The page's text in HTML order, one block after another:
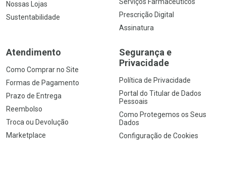
Nossas Lojas
Sustentabilidade
Prescrição Digital
Assinatura
Atendimento
Como Comprar no Site
Formas de Pagamento
Prazo de Entrega
Reembolso
Troca ou Devolução
Marketplace
Segurança e
Privacidade
Política de Privacidade
Portal do Titular de Dados
Pessoais
Como Protegemos os Seus
Dados
Configuração de Cookies